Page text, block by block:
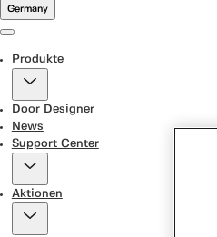
Germany
Produkte
Door Designer
News
Support Center
Aktionen